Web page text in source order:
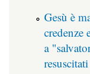
Gesù è
credenze
a
resuscitati